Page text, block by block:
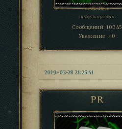
заблокирован
Сообщений: 10045
Уважение: +0
2019-02-28 21:25:41
PR